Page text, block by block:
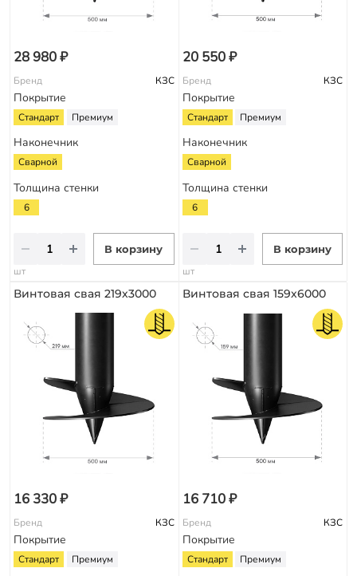
28 980 ₽
Бренд КЗС
Покрытие
Стандарт Премиум
Наконечник
Сварной
Толщина стенки
6
В корзину
шт
20 550 ₽
Бренд КЗС
Покрытие
Стандарт Премиум
Наконечник
Сварной
Толщина стенки
6
В корзину
шт
Винтовая свая 219х3000
16 330 ₽
Бренд КЗС
Покрытие
Стандарт Премиум
Винтовая свая 159х6000
16 710 ₽
Бренд КЗС
Покрытие
Стандарт Премиум